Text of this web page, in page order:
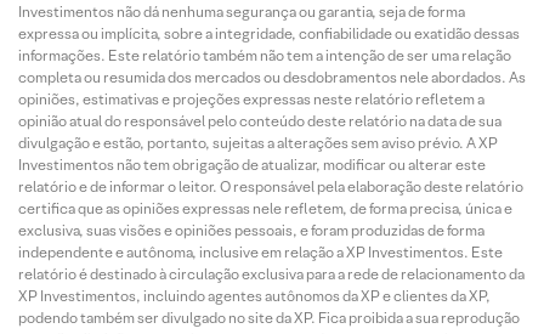
Investimentos não dá nenhuma segurança ou garantia, seja de forma
expressa ou implícita, sobre a integridade, confiabilidade ou exatidão dessas
informações. Este relatório também não tem a intenção de ser uma relação
completa ou resumida dos mercados ou desdobramentos nele abordados. As
opiniões, estimativas e projeções expressas neste relatório refletem a
opinião atual do responsável pelo conteúdo deste relatório na data de sua
divulgação e estão, portanto, sujeitas a alterações sem aviso prévio. A XP
Investimentos não tem obrigação de atualizar, modificar ou alterar este
relatório e de informar o leitor. O responsável pela elaboração deste relatório
certifica que as opiniões expressas nele refletem, de forma precisa, única e
exclusiva, suas visões e opiniões pessoais, e foram produzidas de forma
independente e autônoma, inclusive em relação a XP Investimentos. Este
relatório é destinado à circulação exclusiva para a rede de relacionamento da
XP Investimentos, incluindo agentes autônomos da XP e clientes da XP,
podendo também ser divulgado no site da XP. Fica proibida a sua reprodução